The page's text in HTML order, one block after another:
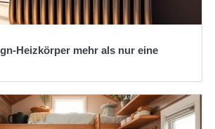
Heizkörper mehr als nur eine